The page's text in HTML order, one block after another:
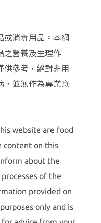
或消毒用品。本網
之營養及生理作
供參考，絕對非用
，並無作為專業意
website are food
content on this
about the
of the
provided on
only and is